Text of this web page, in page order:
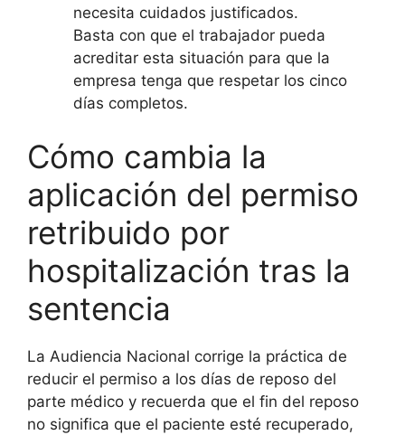
necesita cuidados justificados.
Basta con que el trabajador pueda
acreditar esta situación para que la
empresa tenga que respetar los cinco
días completos.
Cómo cambia la
aplicación del permiso
retribuido por
hospitalización tras la
sentencia
La Audiencia Nacional corrige la práctica de
reducir el permiso a los días de reposo del
parte médico y recuerda que el fin del reposo
no significa que el paciente esté recuperado,